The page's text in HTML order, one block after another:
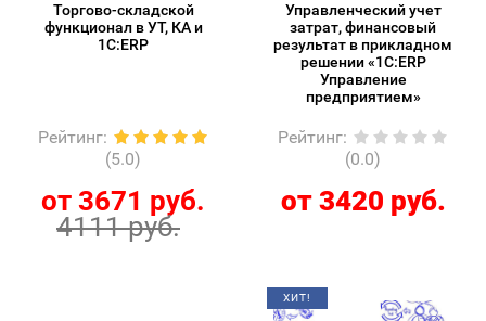
Торгово-складской
функционал в УТ, КА и
1С:ERP
Рейтинг:
(5.0)
от 3671 руб.
4111 руб.
Управленческий учет
затрат, финансовый
результат в прикладном
решении «1С:ERP
Управление
предприятием»
Рейтинг:
(0.0)
от 3420 руб.
ХИТ!